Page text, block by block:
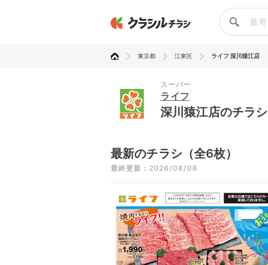
東京都 江東区 ライフ 深川猿江店
スーパー
ライフ
深川猿江店のチラシ
最新のチラシ（全6枚）
最終更新：2026/08/08